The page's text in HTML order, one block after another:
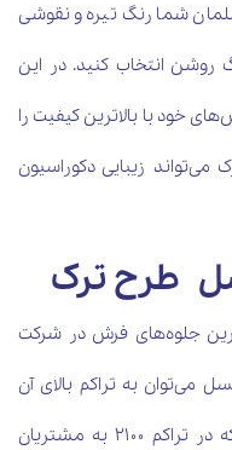
شما رنگ تیره و نقوشی
روشن انتخاب کنید. در این
خود با بالاترین کیفیت را
زیبایی دکوراسیون
طرح ترک
جلوه‌های فرش در شرکت
به تراکم بالای آن
اشاره کرد. فرش عسل ۷۰۰ شانه است که در تراکم ۲۱۰۰ به مشتریان